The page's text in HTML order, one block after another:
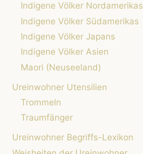
Indigene Völker Nordamerikas
Indigene Völker Südamerikas
Indigene Völker Japans
Indigene Völker Asien
Maori (Neuseeland)
Ureinwohner Utensilien
Trommeln
Traumfänger
Ureinwohner Begriffs-Lexikon